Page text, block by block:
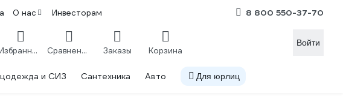
О нас Инвесторам 8 800 550-37-70
Избранное Сравнение Заказы Корзина
Войти
и СИЗ Сантехника Авто Для юрлиц